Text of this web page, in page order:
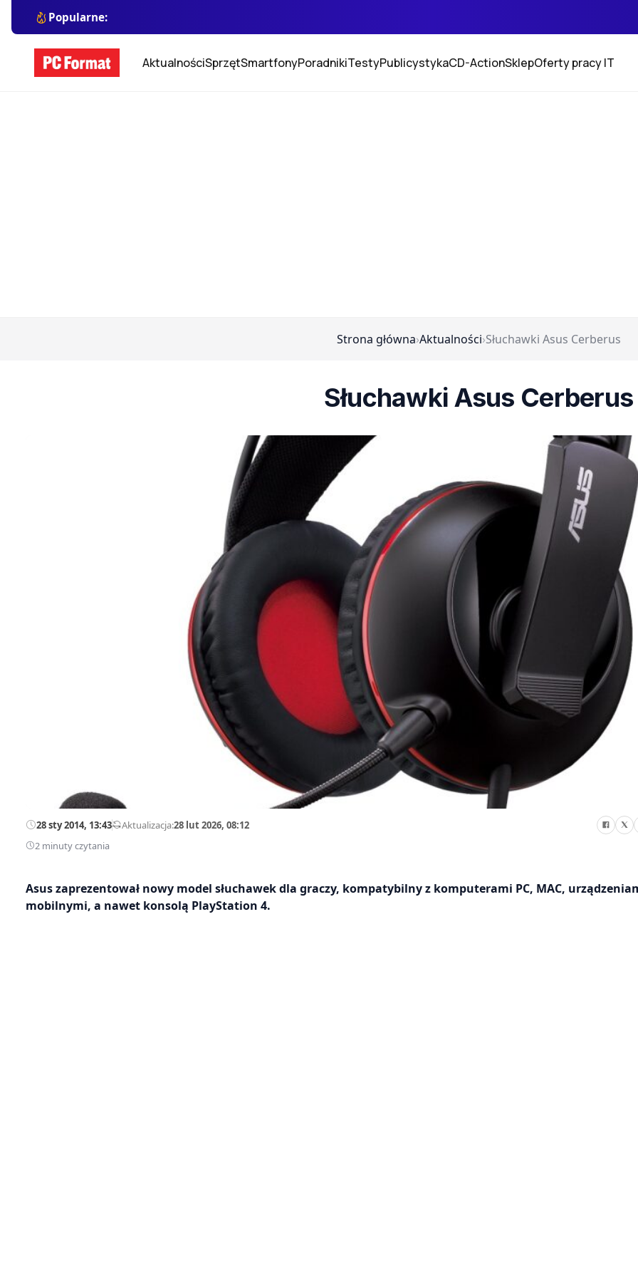
Popularne:
AktualnościSprzętSmartfonyPoradnikiTestyPublicystykaCD-ActionSklepOferty pracy IT
Strona główna›Aktualności›Słuchawki Asus Cerberus
Słuchawki Asus Cerberus
28 sty 2014, 13:43—Aktualizacja:28 lut 2026, 08:12
2 minuty czytania
Asus zaprezentował nowy model słuchawek dla graczy, kompatybilny z komputerami PC, MAC,
mobilnymi, a nawet konsolą PlayStation 4.